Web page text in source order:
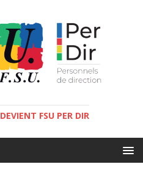
FSU PER DIR